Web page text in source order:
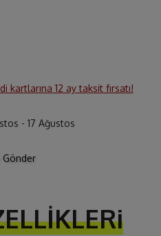
kartlarına 12 ay taksit fırsatı!
- 17 Ağustos
Gönder